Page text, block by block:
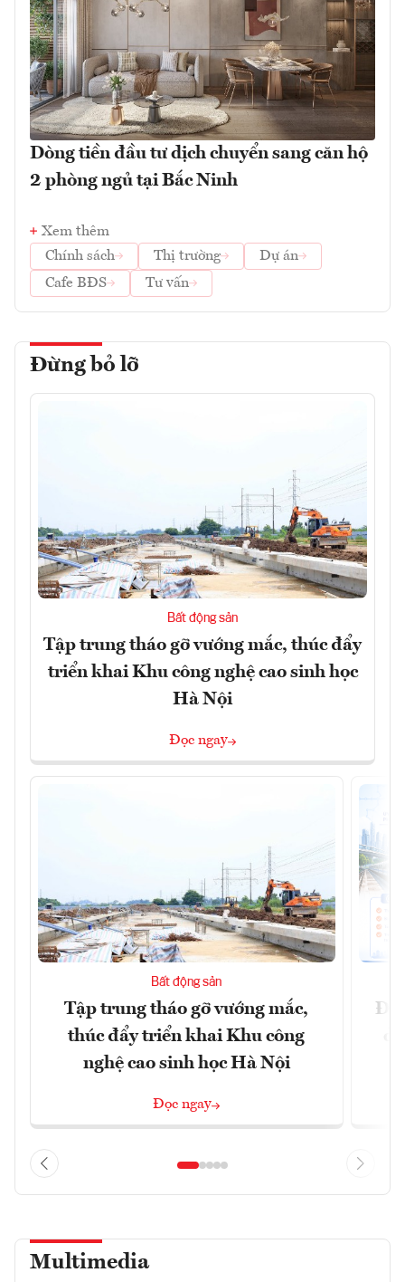
Dòng tiền đầu tư dịch chuyển sang căn hộ
2 phòng ngủ tại Bắc Ninh
Xem thêm
Chính sách
Thị trường
Dự án
Cafe BĐS
Tư vấn
Đừng bỏ lỡ
Bất động sản
Tập trung tháo gỡ vướng mắc, thúc đẩy
triển khai Khu công nghệ cao sinh học
Hà Nội
Đọc ngay
Bất động sản
Tập trung tháo gỡ vướng mắc,
thúc đẩy triển khai Khu công
nghệ cao sinh học Hà Nội
Đọc ngay
Multimedia